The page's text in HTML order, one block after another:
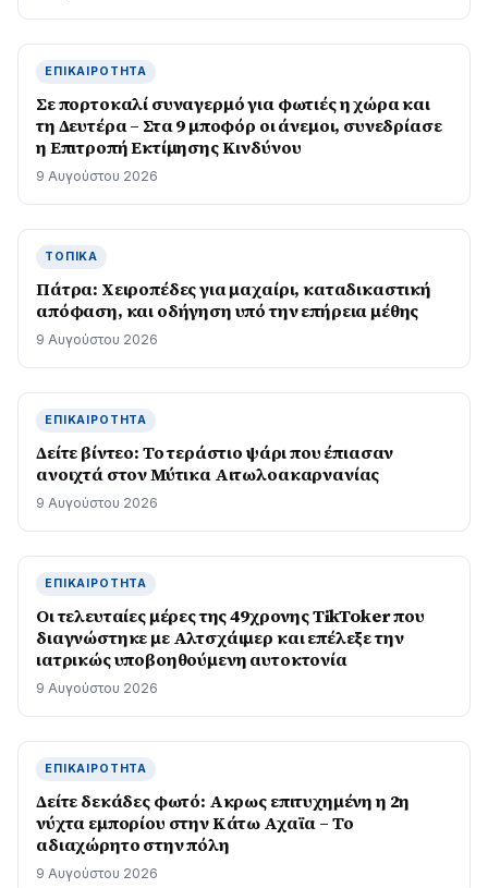
ΕΠΙΚΑΙΡΌΤΗΤΑ
Σε πορτοκαλί συναγερμό για φωτιές η χώρα και
τη Δευτέρα – Στα 9 μποφόρ οι άνεμοι, συνεδρίασε
η Επιτροπή Εκτίμησης Κινδύνου
9 Αυγούστου 2026
ΤΟΠΙΚΆ
Πάτρα: Χειροπέδες για μαχαίρι, καταδικαστική
απόφαση, και οδήγηση υπό την επήρεια μέθης
9 Αυγούστου 2026
ΕΠΙΚΑΙΡΌΤΗΤΑ
Δείτε βίντεο: Το τεράστιο ψάρι που έπιασαν
ανοιχτά στον Μύτικα Αιτωλοακαρνανίας
9 Αυγούστου 2026
ΕΠΙΚΑΙΡΌΤΗΤΑ
Οι τελευταίες μέρες της 49χρονης TikToker που
διαγνώστηκε με Αλτσχάιμερ και επέλεξε την
ιατρικώς υποβοηθούμενη αυτοκτονία
9 Αυγούστου 2026
ΕΠΙΚΑΙΡΌΤΗΤΑ
Δείτε δεκάδες φωτό: Ακρως επιτυχημένη η 2η
νύχτα εμπορίου στην Κάτω Αχαϊα – Το
αδιαχώρητο στην πόλη
9 Αυγούστου 2026